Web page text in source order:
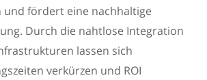
und fördert eine nachhaltige
Durch die nahtlose Integration
lassen sich
verkürzen und ROI